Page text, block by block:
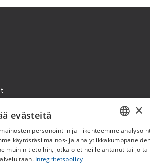
FI
×
evästeitä
personointiin ja liikenteemme
käytöstäsi mainos- ja
muihin tietoihin, jotka olet heille antanut tai joita
Integritetspolicy